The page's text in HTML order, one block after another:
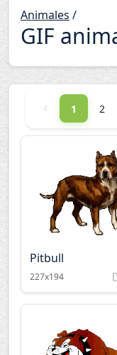
Animales /
GIF
1 2
Pitbull
227x194